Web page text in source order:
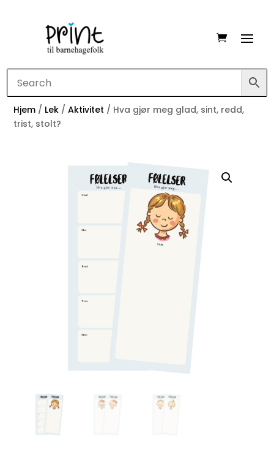
Hjem / Lek /Aktivitet / Hva gjør meg glad, sint, redd,
trist, stolt?